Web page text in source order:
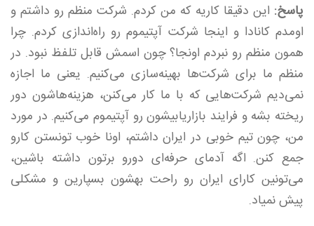
پاسخ: این دقیقا کاریه که من کردم. شرکت منظم رو داشتم و
اومدم کانادا و اینجا شرکت آپتیموم رو راه‌اندازی کردم. چرا
همون منظم رو نبردم اونجا؟ چون اسمش قابل تلفظ نبود. در
منظم ما برای شرکت‌ها بهینه‌سازی می‌کنیم. یعنی ما اجازه
نمی‌دیم شرکت‌هایی که با ما کار می‌کنن، هزینه‌هاشون دور
ریخته بشه و فرایند بازاریابیشون رو آپتیموم می‌کنیم. در مورد
من، چون تیم خوبی در ایران داشتم،‌ اونا خوب تونستن کارو
جمع کنن. اگه آدمای حرفه‌ای دورو برتون داشته باشین،
می‌تونین کارای ایران رو راحت بهشون بسپارین و مشکلی
پیش نمیاد.